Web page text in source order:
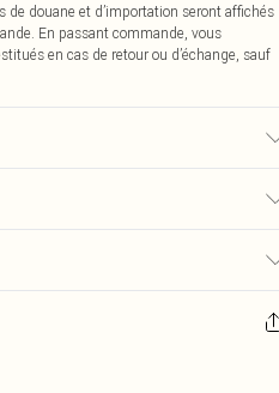
de douane et d’importation seront affichés
En passant commande, vous
en cas de retour ou d’échange, sauf
€9.99
les bijoux pour piercings, les jouets